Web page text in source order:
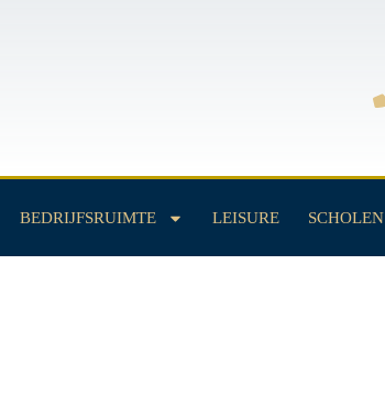
BEDRIJFSRUIMTE LEISURE SCHOLEN